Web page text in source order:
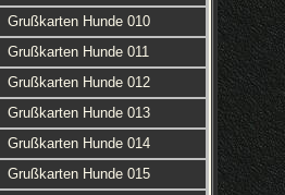
Grußkarten Hunde 010
Grußkarten Hunde 011
Grußkarten Hunde 012
Grußkarten Hunde 013
Grußkarten Hunde 014
Grußkarten Hunde 015